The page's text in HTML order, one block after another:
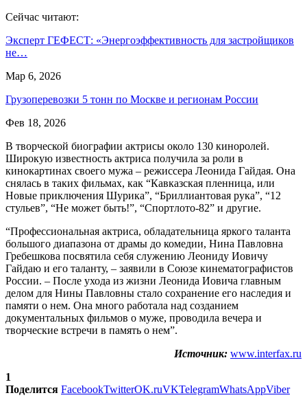
Сейчас читают:
Эксперт ГЕФЕСТ: «Энергоэффективность для застройщиков
не…
Мар 6, 2026
Грузоперевозки 5 тонн по Москве и регионам России
Фев 18, 2026
В творческой биографии актрисы около 130 киноролей.
Широкую известность актриса получила за роли в
кинокартинах своего мужа – режиссера Леонида Гайдая. Она
снялась в таких фильмах, как “Кавказская пленница, или
Новые приключения Шурика”, “Бриллиантовая рука”, “12
стульев”, “Не может быть!”, “Спортлото-82” и другие.
“Профессиональная актриса, обладательница яркого таланта
большого диапазона от драмы до комедии, Нина Павловна
Гребешкова посвятила себя служению Леониду Иовичу
Гайдаю и его таланту, – заявили в Союзе кинематографистов
России. – После ухода из жизни Леонида Иовича главным
делом для Нины Павловны стало сохранение его наследия и
памяти о нем. Она много работала над созданием
документальных фильмов о муже, проводила вечера и
творческие встречи в память о нем”.
Источник: www.interfax.ru
1
Поделится FacebookTwitterOK.ruVKTelegramWhatsAppViber